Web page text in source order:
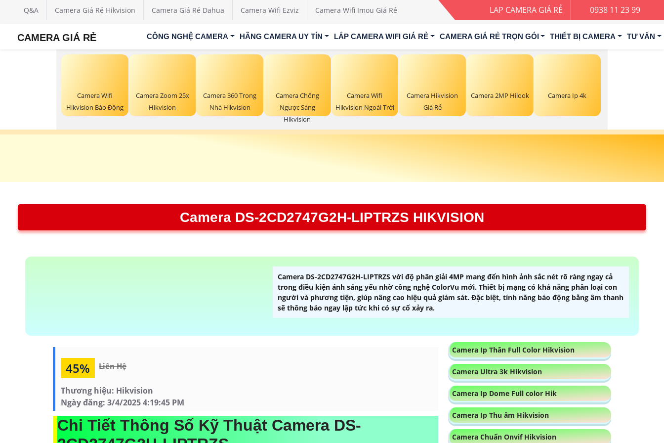
Q&A Camera Giá Rẻ Hikvision Camera Giá Rẻ Dahua Camera Wifi Ezviz Camera Wifi Imou Giá Rẻ LAP CAMERA GIÁ RẺ 0938 11 23 99
CAMERA GIÁ RẺ CÔNG NGHỆ CAMERA HÃNG CAMERA UY TÍN LẮP CAMERA WIFI GIÁ RẺ CAMERA GIÁ RẺ TRỌN GÓI THIẾT BỊ CAMERA TƯ VẤN
Camera Wifi
Hikvision Báo Động
Camera Zoom 25x
Hikvision
Camera 360 Trong
Nhà Hikvision
Camera Chống
Ngược Sáng
Hikvision
Camera Wifi
Hikvision Ngoài Trời
Camera Hikvision
Giá Rẻ
Camera 2MP Hilook Camera Ip 4k
Camera DS-2CD2747G2H-LIPTRZS HIKVISION
Camera DS-2CD2747G2H-LIPTRZS với độ phân giải 4MP mang đến hình ảnh sắc nét rõ ràng ngay cả
trong điều kiện ánh sáng yếu nhờ công nghệ ColorVu mới. Thiết bị mạng có khả năng phân loại con
người và phương tiện, giúp nâng cao hiệu quả giám sát. Đặc biệt, tính năng báo động bằng âm thanh
sẽ thông báo ngay lập tức khi có sự cố xảy ra.
45% Liên Hệ
Thương hiệu: Hikvision
Ngày đăng: 3/4/2025 4:19:45 PM
Chi Tiết Thông Số Kỹ Thuật Camera DS-
Camera Ip Thân Full Color Hikvision
Camera Ultra 3k Hikvision
Camera Ip Dome Full color Hik
Camera Ip Thu âm Hikvision
Camera Chuẩn Onvif Hikvision